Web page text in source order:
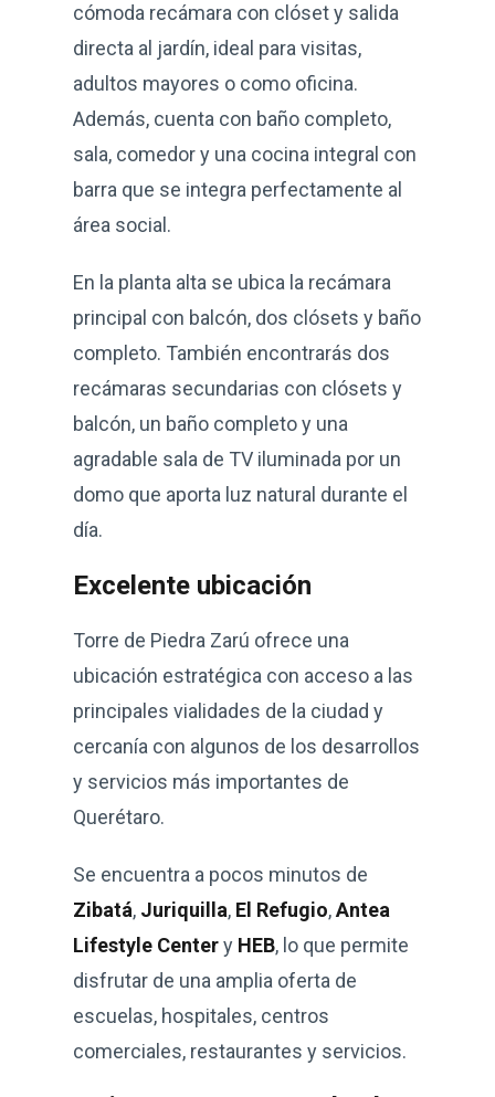
cómoda recámara con clóset y salida
directa al jardín, ideal para visitas,
adultos mayores o como oficina.
Además, cuenta con baño completo,
sala, comedor y una cocina integral con
barra que se integra perfectamente al
área social.
En la planta alta se ubica la recámara
principal con balcón, dos clósets y baño
completo. También encontrarás dos
recámaras secundarias con clósets y
balcón, un baño completo y una
agradable sala de TV iluminada por un
domo que aporta luz natural durante el
día.
Excelente ubicación
Torre de Piedra Zarú ofrece una
ubicación estratégica con acceso a las
principales vialidades de la ciudad y
cercanía con algunos de los desarrollos
y servicios más importantes de
Querétaro.
Se encuentra a pocos minutos de
Zibatá, Juriquilla, El Refugio,Antea
Lifestyle Centery HEB, lo que permite
disfrutar de una amplia oferta de
escuelas, hospitales, centros
comerciales, restaurantes y servicios.